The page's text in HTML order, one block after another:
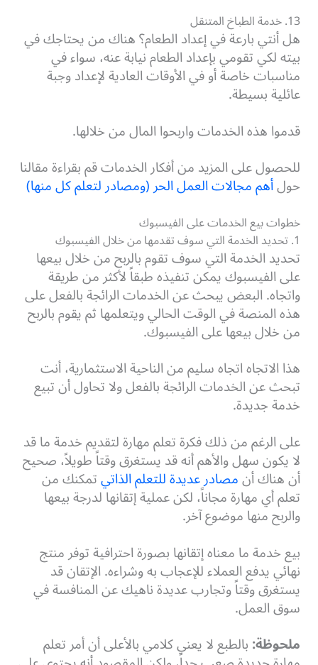
13. خدمة الطباخ المتنقل
هل أنتي بارعة في إعداد الطعام؟هناك من يحتاجك في
بيته لكي تقومي بإعداد الطعام نيابة عنه، سواء في
مناسبات خاصة أو في الأوقات العادية لإعداد وجبة
عائلية بسيطة.
قدموا هذه الخدمات واربحوا المال من خلالها.
للحصول على المزيد من أفكار الخدمات قم بقراءة مقالنا
حولأهم مجالات العمل الحر (ومصادر لتعلم كل منها)
خطوات بيع الخدمات على الفيسبوك
1. تحديد الخدمة التي سوف تقدمها من خلال الفيسبوك
تحديد الخدمة التي سوف تقوم بالربح من خلال بيعها
على الفيسبوك يمكن تنفيذه طبقاً لأكثر من طريقة
واتجاه. البعض يبحث عن الخدمات الرائجة بالفعل على
هذه المنصة في الوقت الحالي ويتعلمها ثم يقوم بالربح
من خلال بيعها على الفيسبوك.
هذا الاتجاه اتجاه سليم من الناحية الاستثمارية، أنت
تبحث عن الخدمات الرائجة بالفعل ولا تحاول أن تبيع
خدمة جديدة.
على الرغم من ذلك فكرة تعلم مهارة لتقديم خدمة ما قد
لا يكون سهل والأهم أنه قد يستغرق وقتاً طويلاً، صحيح
أن هناك أنمصادر عديدةللتعلم الذاتيتمكنك من
تعلم أي مهارة مجاناً، لكن عملية إتقانها لدرجة بيعها
والربح منها موضوع آخر.
بيع خدمة ما معناه إتقانها بصورة احترافية توفر منتج
نهائي يدفع العملاء للإعجاب به وشراءه. الإتقان قد
يستغرق وقتاً وتجارب عديدة ناهيك عن المنافسة في
سوق العمل.
ملحوظة:بالطبع لا يعني كلامي بالأعلى أن أمر تعلم